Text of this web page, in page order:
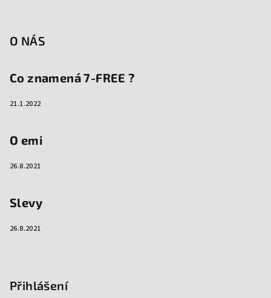
O NÁS
Co znamená 7-FREE ?
21.1.2022
O emi
26.8.2021
Slevy
26.8.2021
Přihlášení